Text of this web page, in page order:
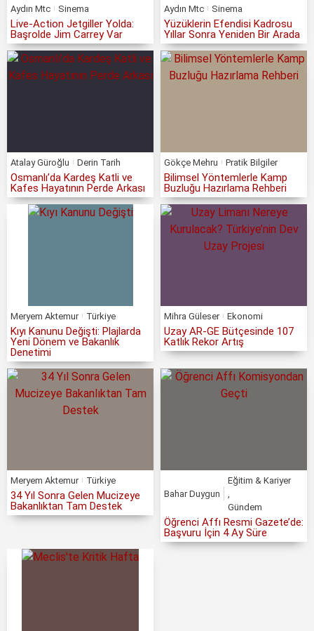
Aydın Mtc Sinema
Live-Action Jetgiller Yolda:
Başrolde Jim Carrey Var
Aydın Mtc Sinema
Yüzüklerin Efendisi Kadrosu
Yıllar Sonra Yeniden Bir Arada
Atalay Güroğlu Derin Tarih
Osmanlı’da Kardeş Katli ve
Kafes Hayatının Perde Arkası
Gökçe Mehru Pratik Bilgiler
Bilimsel Yöntemlerle Kamp
Buzluğu Hazırlama Rehberi
Meryem Aktemur Türkiye
Kıyı Kanunu Değişti: Plajlarda
Yeni Dönem ve Bakanlık
Denetimi
Mihra Güleser Ekonomi
Uzay AR-GE Bütçesinde 107
Katlık Rekor Artış
Meryem Aktemur Türkiye
34 Yıl Sonra Gelen Mucizeye
Bakanlıktan Tam Destek
Bahar Duygun
Eğitim & Kariyer
Gündem
Öğrenci Affı Resmi Gazete’de:
Başvuru İçin 4 Ay Süre